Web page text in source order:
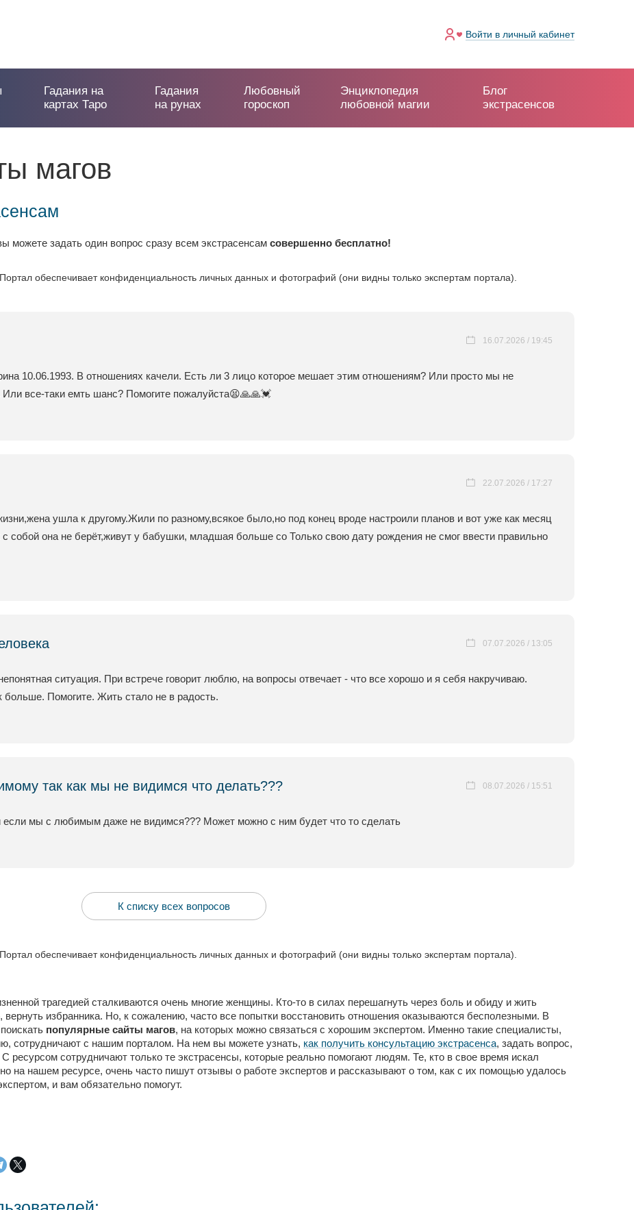
Войти в личный кабинет
Гадания на
картах Таро
Гадания
на рунах
Любовный
гороскоп
Энциклопедия
любовной магии
Блог
экстрасенсов
магов
можете задать один вопрос сразу всем экстрасенсам совершенно бесплатно!
Портал обеспечивает конфиденциальность личных данных и фотографий (они видны только экспертам портала).
16.07.2026 / 19:45
10.06.1993. В отношениях качели. Есть ли 3 лицо которое мешает этим отношениям? Или просто мы не
Или все-таки емть шанс? Помогите пожалуйста😫🙏🙏💓
22.07.2026 / 17:27
ушла к другому.Жили по разному,всякое было,но под конец вроде настроили планов и вот уже как месяц
с собой она не берёт,живут у бабушки, младшая больше со Только свою дату рождения не смог ввести правильно
07.07.2026 / 13:05
ситуация. При встрече говорит люблю, на вопросы отвечает - что все хорошо и я себя накручиваю.
больше. Помогите. Жить стало не в радость.
так как мы не видимся что делать???
08.07.2026 / 15:51
если мы с любимым даже не видимся??? Может можно с ним будет что то сделать
К списку всех вопросов
Портал обеспечивает конфиденциальность личных данных и фотографий (они видны только экспертам портала).
трагедией сталкиваются очень многие женщины. Кто-то в силах перешагнуть через боль и обиду и жить
избранника. Но, к сожалению, часто все попытки восстановить отношения оказываются бесполезными. В
популярные сайты магов, на которых можно связаться с хорошим экспертом. Именно такие специалисты,
сотрудничают с нашим порталом. На нем вы можете узнать, как получить консультацию экстрасенса, задать вопрос,
С ресурсом сотрудничают только те экстрасенсы, которые реально помогают людям. Те, кто в свое время искал
на нашем ресурсе, очень часто пишут отзывы о работе экспертов и рассказывают о том, как с их помощью удалось
и вам обязательно помогут.